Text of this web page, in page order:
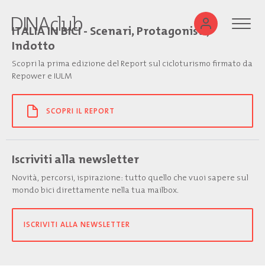
ITALIA IN BICI - Scenari, Protagonisti,
Indotto
Scopri la prima edizione del Report sul cicloturismo firmato da
Repower e IULM
SCOPRI IL REPORT
Iscriviti alla newsletter
Novità, percorsi, ispirazione: tutto quello che vuoi sapere sul
mondo bici direttamente nella tua mailbox.
ISCRIVITI ALLA NEWSLETTER